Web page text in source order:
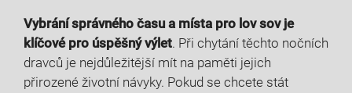
Vybrání správného⁢ času a ⁣místa pro lov sov je
klíčové pro úspěšný výlet.⁣ Při⁣ chytání těchto nočních​
dravců je nejdůležitější mít na paměti jejich
přirozené‌ životní návyky. Pokud⁣ se chcete stát